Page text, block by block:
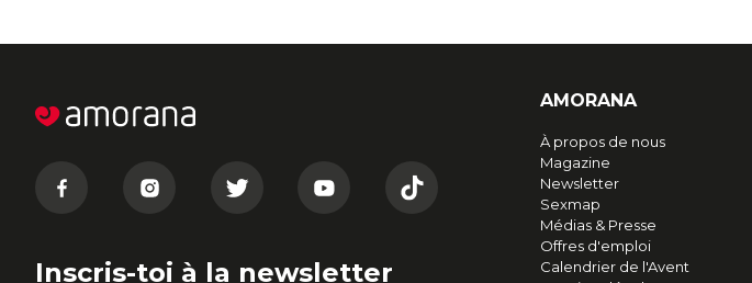
Inscris-toi à la newsletter
AMORANA
À propos de nous
Magazine
Newsletter
Sexmap
Médias & Presse
Offres d'emploi
Calendrier de l'Avent